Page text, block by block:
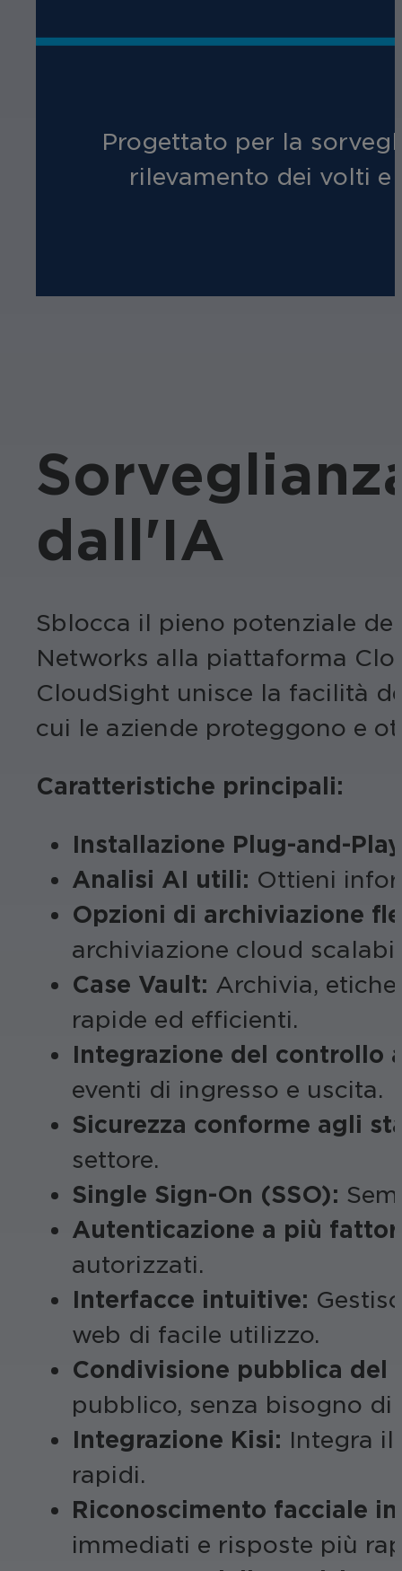
Progettato per la
rilevamento dei volti
dall'IA
Sblocca il pieno potenziale
Networks alla piattaforma
CloudSight unisce la facilità
cui le aziende proteggono e
Caratteristiche principali:
Installazione Plug-and-
Analisi AI utili: Ottieni
Opzioni di archiviazione
archiviazione cloud
Case Vault: Archivia,
rapide ed efficienti.
Integrazione del controllo
eventi di ingresso e uscita.
Sicurezza conforme agli
settore.
Single Sign-On (SSO):
Autenticazione a più
autorizzati.
Interfacce intuitive:
web di facile utilizzo.
Condivisione pubblica del
pubblico, senza bisogno di
Integrazione Kisi: Integra
rapidi.
Riconoscimento facciale
immediati e risposte più